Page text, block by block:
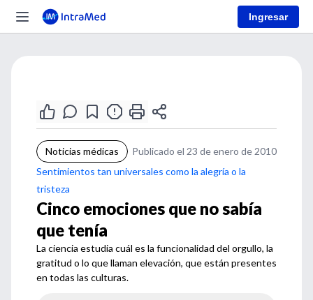
Ingresar
Noticias médicas
Publicado el 23 de enero de 2010
Sentimientos tan universales como la alegría o la
tristeza
Cinco emociones que no sabía
que tenía
La ciencia estudia cuál es la funcionalidad del orgullo, la
gratitud o lo que llaman elevación, que están presentes
en todas las culturas.